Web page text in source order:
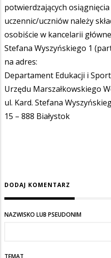
potwierdzających
uczennic/uczniów należy
osobiście w kancelarii
Stefana Wyszyńskiego 1
na adres:
Departament Edukacji i
Urzędu Marszałkowskiego
ul. Kard. Stefana
15 – 888 Białystok
DODAJ KOMENTARZ
NAZWISKO LUB PSEUDONIM
TEMAT